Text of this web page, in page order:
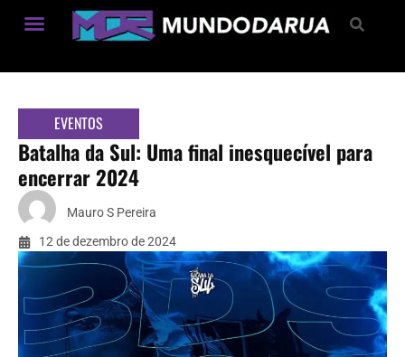
EVENTOS
Batalha da Sul: Uma final inesquecível para
encerrar 2024
Mauro S Pereira
12 de dezembro de 2024